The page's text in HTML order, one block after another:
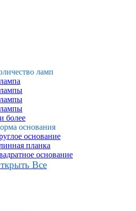
ламп
более
основания
основание
планка
основание
Все